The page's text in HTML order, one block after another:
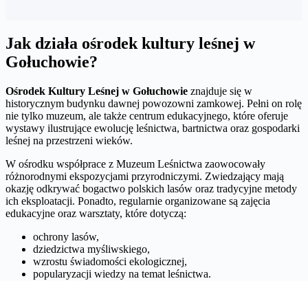
Jak działa ośrodek kultury leśnej w
Gołuchowie?
Ośrodek Kultury Leśnej w Gołuchowie znajduje się w
historycznym budynku dawnej powozowni zamkowej. Pełni on rolę
nie tylko muzeum, ale także centrum edukacyjnego, które oferuje
wystawy ilustrujące ewolucję leśnictwa, bartnictwa oraz gospodarki
leśnej na przestrzeni wieków.
W ośrodku współprace z Muzeum Leśnictwa zaowocowały
różnorodnymi ekspozycjami przyrodniczymi. Zwiedzający mają
okazję odkrywać bogactwo polskich lasów oraz tradycyjne metody
ich eksploatacji. Ponadto, regularnie organizowane są zajęcia
edukacyjne oraz warsztaty, które dotyczą:
ochrony lasów,
dziedzictwa myśliwskiego,
wzrostu świadomości ekologicznej,
popularyzacji wiedzy na temat leśnictwa.